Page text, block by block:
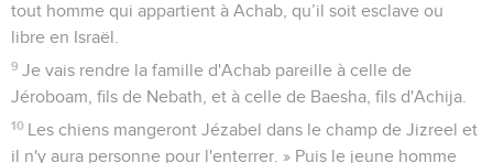
tout homme qui appartient à Achab, qu’il soit esclave ou
libre en Israël.
9 Je vais rendre la famille d'Achab pareille à celle de
Jéroboam, fils de Nebath, et à celle de Baesha, fils d'Achija.
10 Les chiens mangeront Jézabel dans le champ de Jizreel et
il n'y aura personne pour l'enterrer. » Puis le jeune homme